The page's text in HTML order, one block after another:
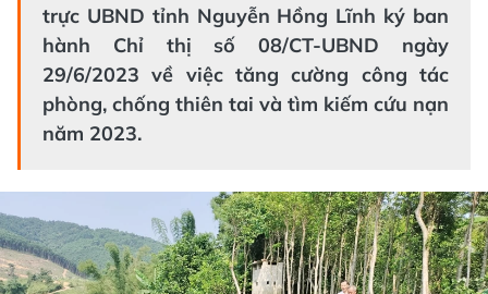
trực UBND tỉnh Nguyễn Hồng Lĩnh ký ban
hành Chỉ thị số 08/CT-UBND ngày
29/6/2023 về việc tăng cường công tác
phòng, chống thiên tai và tìm kiếm cứu nạn
năm 2023.